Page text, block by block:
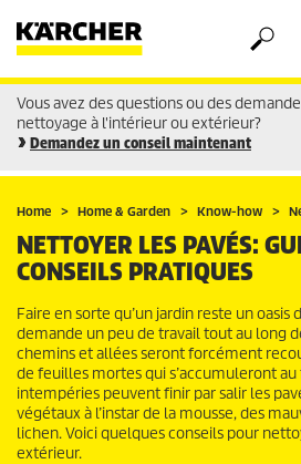
Panier
Liste d'envies
Vous avez des questions ou des
nettoyage à l'intérieur ou extérieur?
Demandez un conseil maintenant
Home Home & Garden Know-how
NETTOYER LES PAVÉS:
CONSEILS PRATIQUES
Faire en sorte qu’un jardin reste un oasis
demande un peu de travail tout au long
chemins et allées seront forcément
de feuilles mortes qui s’accumuleront
intempéries peuvent finir par salir les
végétaux à l’instar de la mousse, des
lichen. Voici quelques conseils pour
extérieur.